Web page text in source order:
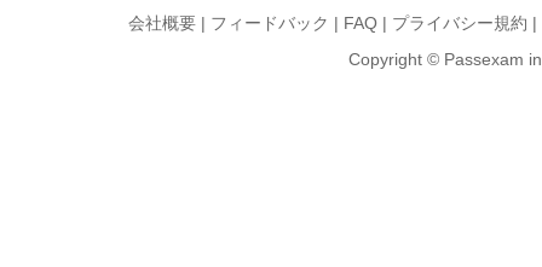
会社概要 | フィードバック | FAQ | プライバシー規約 |
Copyright © Passexam